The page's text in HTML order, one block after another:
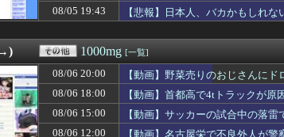
ビジュアル系四天王「SHAZNA、MALICE
【日向坂46】あのグッズ、完売してるぞ・・・
【画像】パン線透けまくってるOLさんの尻た
【エロ漫画】女の子の「イく時の反応」最強を
年商10億円を超える「ひとり親方」が激増、
【画像】早朝カビキラーばらまきおばさん、結
【画像】本田紗来さん、とうとうお姉ちゃんよ
【緊急】ΔVって中出ししまくってるけど！！
【画像】ベトナムの天気予報士、エッチすぎて
08/05 19:43
【悲報】日本人、バカかもしれ
1000mg [一覧]
08/06 20:00
【動画】野菜売りのおじさんにド
08/06 18:00
【動画】首都高で4tトラックが原
08/06 15:00
【動画】サッカーの試合中の落
08/06 12:00
【動画】名古屋栄で不良外人が